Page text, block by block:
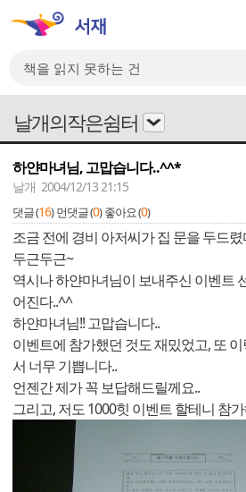
날개의작은쉼터
하얀마녀님, 고맙습니다..^^*
날개 2004/12/13 21:15
댓글 (16) 먼댓글 (0) 좋아요 (0)
조금 전에 경비 아저씨가 집 문을 두드
두근두근~
역시나 하얀마녀님이 보내주신 이벤트
어진다..^^
하얀마녀님!! 고맙습니다..
이벤트에 참가했던 것도 재밌었고, 또
서 너무 기쁩니다..
언젠간 제가 꼭 보답해드릴께요..
그리고, 저도 1000힛 이벤트 할테니 참